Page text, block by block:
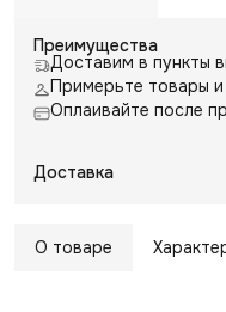
Преимущества
Доставим в пункты
Примерьте товары
Оплаивайте после
Доставка
О товаре